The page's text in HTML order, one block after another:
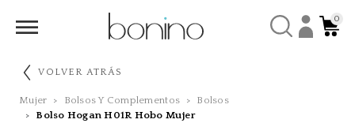
0
VOLVER ATRÁS
Mujer Bolsos Y Complementos
Bolsos
Bolso Hogan H01R Hobo Mujer